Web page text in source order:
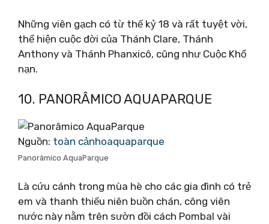
Những viên gạch có từ thế kỷ 18 và rất tuyệt vời,
thể hiện cuộc đời của Thánh Clare, Thánh
Anthony và Thánh Phanxicô, cũng như Cuộc Khổ
nạn.
10. PANORÂMICO AQUAPARQUE
Nguồn: toàn cảnhoaquaparque
Panorâmico AquaParque
Là cứu cánh trong mùa hè cho các gia đình có trẻ
em và thanh thiếu niên buồn chán, công viên
nước này nằm trên sườn đồi cách Pombal vài